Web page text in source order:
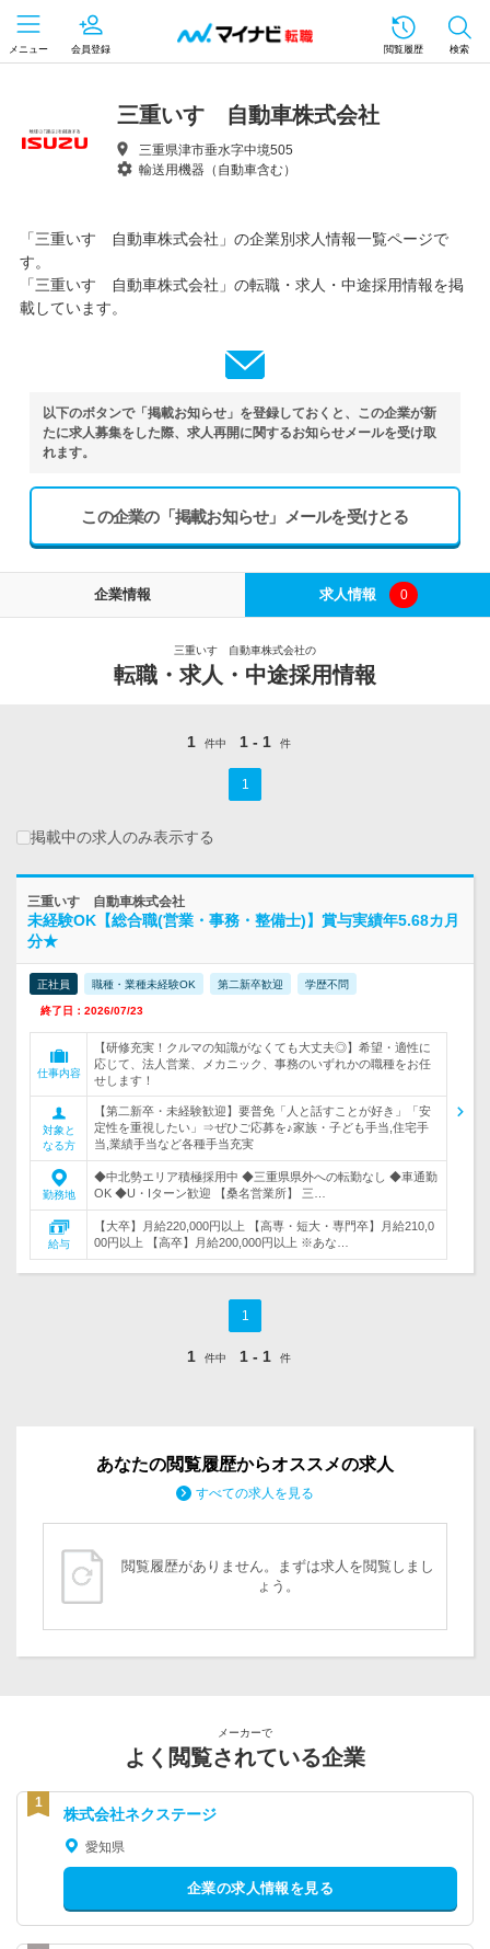
メニュー 会員登録 閲覧履歴 検索
三重いすゞ自動車株式会社
三重県津市垂水字中境505
輸送用機器（自動車含む）
「三重いすゞ自動車株式会社」の企業別求人情報一覧ページで
す。
「三重いすゞ自動車株式会社」の転職・求人・中途採用情報を掲
載しています。
以下のボタンで「掲載お知らせ」を登録しておくと、この企業が新
たに求人募集をした際、求人再開に関するお知らせメールを受け取
れます。
この企業の「掲載お知らせ」メールを受けとる
企業情報 求人情報 0
三重いすゞ自動車株式会社の
転職・求人・中途採用情報
1 件中 1 - 1 件
1
掲載中の求人のみ表示する
三重いすゞ自動車株式会社
未経験OK【総合職(営業・事務・整備士)】賞与実績年5.68カ月
分★
正社員 職種・業種未経験OK 第二新卒歓迎 学歴不問
終了日：2026/07/23
仕事内容
【研修充実！クルマの知識がなくても大丈夫◎】希望・適性に
応じて、法人営業、メカニック、事務のいずれかの職種をお任
せします！
対象と
なる方
【第二新卒・未経験歓迎】要普免「人と話すことが好き」「安
定性を重視したい」⇒ぜひご応募を♪家族・子ども手当,住宅手
当,業績手当など各種手当充実
勤務地
◆中北勢エリア積極採用中 ◆三重県県外への転勤なし ◆車通勤
OK ◆U・Iターン歓迎 【桑名営業所】 三…
給与
【大卒】月給220,000円以上 【高専・短大・専門卒】月給210,0
00円以上 【高卒】月給200,000円以上 ※あな…
1
1 件中 1 - 1 件
あなたの閲覧履歴からオススメの求人
すべての求人を見る
閲覧履歴がありません。まずは求人を閲覧しまし
ょう。
メーカーで
よく閲覧されている企業
株式会社ネクステージ
愛知県
企業の求人情報を見る